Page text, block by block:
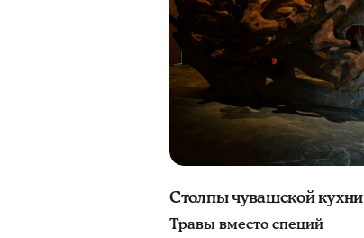
Столпы чувашской кухни
Травы вместо специй